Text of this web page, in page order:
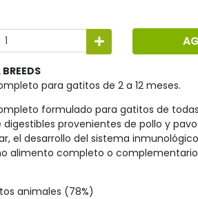
para gatitos de 2 a 12 meses.
formulado para gatitos de todas
provenientes de pollo y
el desarrollo del sistema
alimento completo o
animales (78%)